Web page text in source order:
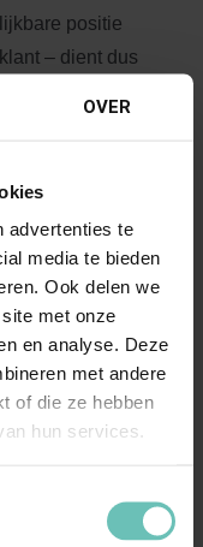
OVER
advertenties te
media te bieden
Ook delen we
met onze
en analyse. Deze
met andere
of die ze hebben
hun services.
positie
– dient dus
de muur
eerste contact
van de akte
zat.
hof. Bovendien
concern “geen
met de
wil dat nog niet
worden.